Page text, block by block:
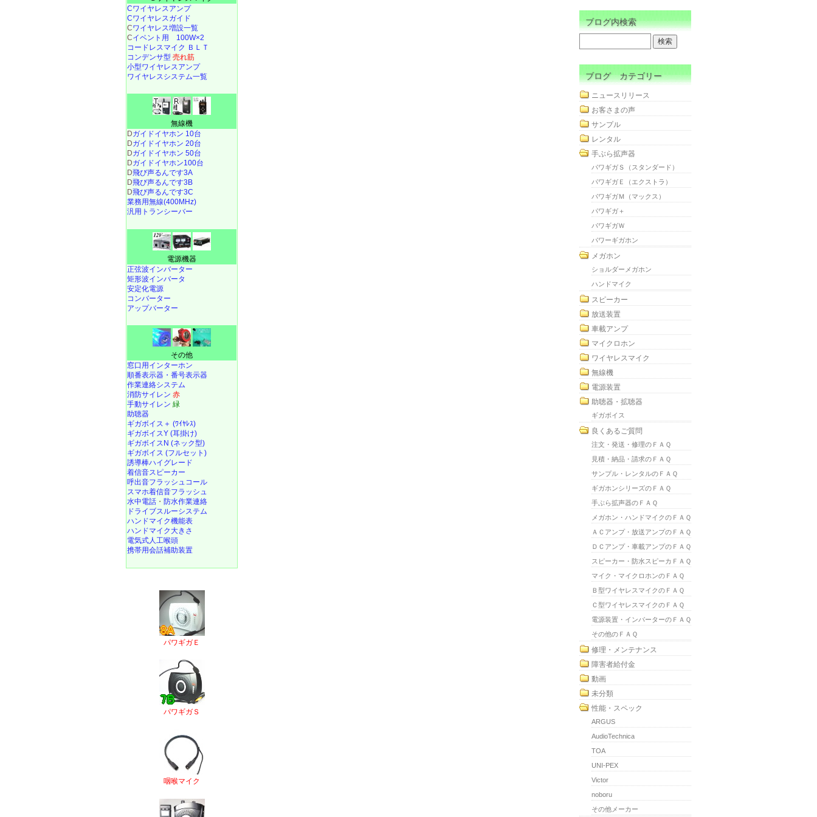
Cワイヤレスアンプ
Cワイヤレスガイド
Cワイヤレス増設一覧
Cイベント用 100W×2
コードレスマイク ＢＬＴ
コンデンサ型 売れ筋
小型ワイヤレスアンプ
ワイヤレスシステム一覧
無線機
Dガイドイヤホン 10台
Dガイドイヤホン 20台
Dガイドイヤホン 50台
Dガイドイヤホン100台
D飛び声るんです3A
D飛び声るんです3B
D飛び声るんです3C
業務用無線(400MHz)
汎用トランシーバー
電源機器
正弦波インバーター
矩形波インバータ
安定化電源
コンバーター
アップバーター
その他
窓口用インターホン
順番表示器・番号表示器
作業連絡システム
消防サイレン 赤
手動サイレン 緑
助聴器
ギガボイス＋ (ﾜｲﾔﾚｽ)
ギガボイスY (耳掛け)
ギガボイスN (ネック型)
ギガボイス (フルセット)
誘導棒ハイグレード
着信音スピーカー
呼出音フラッシュコール
スマホ着信音フラッシュ
水中電話 ・ 防水作業連絡
ドライブスルーシステム
ハンドマイク機能表
ハンドマイク大きさ
電気式人工喉頭
携帯用会話補助装置
パワギガＥ
パワギガＳ
咽喉マイク
ブログ内検索
ブログ カテゴリー
ニュースリリース
お客さまの声
サンプル
レンタル
手ぶら拡声器
パワギガＳ（スタンダード）
パワギガＥ（エクストラ）
パワギガＭ（マックス）
パワギガ＋
パワギガＷ
パワーギガホン
メガホン
ショルダーメガホン
ハンドマイク
スピーカー
放送装置
車載アンプ
マイクロホン
ワイヤレスマイク
無線機
電源装置
助聴器・拡聴器
ギガボイス
良くあるご質問
注文・発送・修理のＦＡＱ
見積・納品・請求のＦＡＱ
サンプル・レンタルのＦＡＱ
ギガホンシリーズのＦＡＱ
手ぶら拡声器のＦＡＱ
メガホン・ハンドマイクのＦＡＱ
ＡＣアンプ・放送アンプのＦＡＱ
ＤＣアンプ・車載アンプのＦＡＱ
スピーカー・防水スピーカＦＡＱ
マイク・マイクロホンのＦＡＱ
Ｂ型ワイヤレスマイクのＦＡＱ
Ｃ型ワイヤレスマイクのＦＡＱ
電源装置・インバーターのＦＡＱ
その他のＦＡＱ
修理・メンテナンス
障害者給付金
動画
未分類
性能・スペック
ARGUS
AudioTechnica
TOA
UNI-PEX
Victor
noboru
その他メーカー